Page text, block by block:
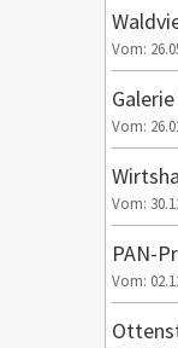
Vom:
Vom:
Vom:
PAN-
Vom: